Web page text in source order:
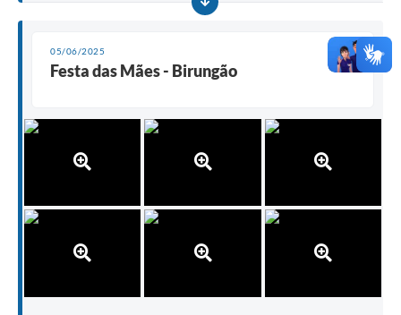
05/06/2025
Festa das Mães - Birungão